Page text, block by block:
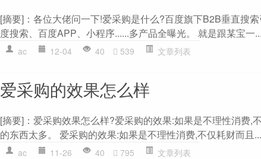
[摘要]：各位大佬问一下!爱采购是什么?百度旗下B2B垂直搜
度搜索、百度APP、小程序......多产品全曝光。 就是跟某宝一...
ac 12-04 40 539 文章列表
爱采购的效果怎么样
[摘要]：爱采购效果怎么样?爱采购的效果:如果是不理性消费,
的东西太多。 爱采购的效果:如果是不理性消费,不仅耗财而且...
ac 11-26 40 795 文章列表